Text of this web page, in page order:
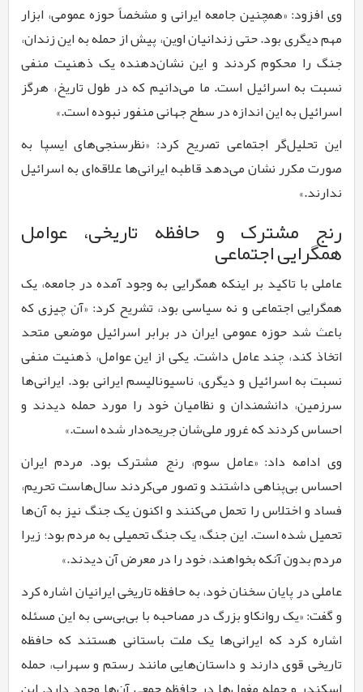
وی افزود: «همچنین جامعه ایرانی و مشخصاً حوزه عمومی، ابزار
مهم دیگری بود. حتی زندانیان اوین، پیش از حمله به این زندان،
جنگ را محکوم کردند و این نشان‌دهنده یک ذهنیت منفی
نسبت به اسرائیل است. ما می‌دانیم که در طول تاریخ، هرگز
اسرائیل به این اندازه در سطح جهانی منفور نبوده است.»
این تحلیل‌گر اجتماعی تصریح کرد: «نظرسنجی‌های ایسپا به
صورت مکرر نشان می‌دهد قاطبه ایرانی‌ها علاقه‌ای به اسرائیل
ندارند.»
رنج مشترک و حافظه تاریخی، عوامل
همگرایی اجتماعی
عاملی با تاکید بر اینکه همگرایی به وجود آمده در جامعه، یک
همگرایی اجتماعی و نه سیاسی بود، تشریح کرد: «آن چیزی که
باعث شد حوزه عمومی ایران در برابر اسرائیل موضعی متحد
اتخاذ کند، چند عامل داشت. یکی از این عوامل، ذهنیت منفی
نسبت به اسرائیل و دیگری، ناسیونالیسم ایرانی بود. ایرانی‌ها
سرزمین، دانشمندان و نظامیان خود را مورد حمله دیدند و
احساس کردند که غرور ملی‌شان جریحه‌دار شده است.»
وی ادامه داد: «عامل سوم، رنج مشترک بود. مردم ایران
احساس بی‌پناهی داشتند و تصور می‌کردند سال‌هاست تحریم،
فساد و اختلاس را تحمل می‌کنند و اکنون یک جنگ نیز به آن‌ها
تحمیل شده است. این جنگ، یک جنگ تحمیلی به مردم بود؛ زیرا
مردم بدون آنکه بخواهند، خود را در معرض آن دیدند.»
عاملی در پایان سخنان خود، به حافظه تاریخی ایرانیان اشاره کرد
و گفت: «یک روانکاو بزرگ در مصاحبه با بی‌بی‌سی به این مسئله
اشاره کرد که ایرانی‌ها یک ملت باستانی هستند که حافظه
تاریخی قوی دارند و داستان‌هایی مانند رستم و سهراب، حمله